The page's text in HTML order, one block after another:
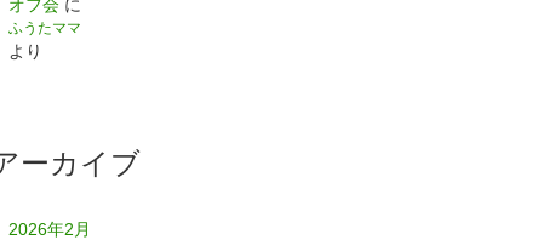
オフ会 に
ふうたママ
より
ーカイブ
2026年2月